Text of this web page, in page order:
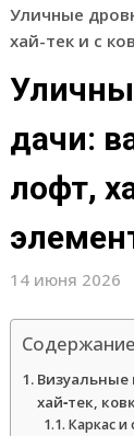
Уличные
хай-тек и с
дачи:
лофт,
14 июня 2026
Содержание
Визуальные
хай‑тек,
Каркас